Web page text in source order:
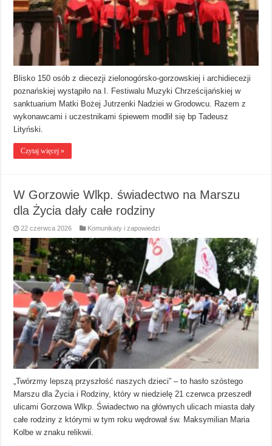
Blisko 150 osób z diecezji zielonogórsko-gorzowskiej i archidiecezji
poznańskiej wystąpiło na I. Festiwalu Muzyki Chrześcijańskiej w
sanktuarium Matki Bożej Jutrzenki Nadziei w Grodowcu. Razem z
wykonawcami i uczestnikami śpiewem modlił się bp Tadeusz
Lityński.
Czytaj więcej »
W Gorzowie Wlkp. świadectwo na Marszu
dla Życia dały całe rodziny
22 czerwca 2026 Komunikaty i zapowiedzi
„Twórzmy lepszą przyszłość naszych dzieci” – to hasło szóstego
Marszu dla Życia i Rodziny, który w niedzielę 21 czerwca przeszedł
ulicami Gorzowa Wlkp. Świadectwo na głównych ulicach miasta dały
całe rodziny z którymi w tym roku wędrował św. Maksymilian Maria
Kolbe w znaku relikwii.